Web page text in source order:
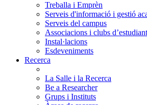
Treballa i Emprèn
Serveis d'informació i gestió
Serveis del campus
Associacions i clubs
Instal·lacions
Esdeveniments
Recerca
La Salle i la Recerca
Be a Researcher
Grups i Instituts